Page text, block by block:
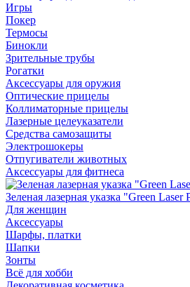
Игры
Покер
Термосы
Бинокли
Зрительные трубы
Рогатки
Аксессуары для оружия
Оптические прицелы
Коллиматорные прицелы
Лазерные целеуказатели
Средства самозащиты
Электрошокеры
Отпугиватели животных
Аксессуары для фитнеса
Зеленая лазерная указка "Green
Для женщин
Аксессуары
Шарфы, платки
Шапки
Зонты
Всё для хобби